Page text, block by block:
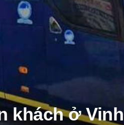
khách ở Vinh